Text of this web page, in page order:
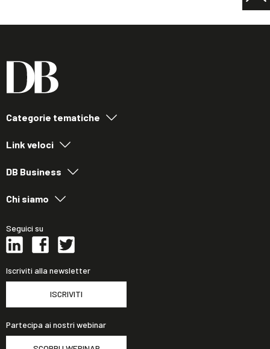
Categorie tematiche
Link veloci
DB Business
Chi siamo
Seguici su
Iscriviti alla newsletter
ISCRIVITI
Partecipa ai nostri webinar